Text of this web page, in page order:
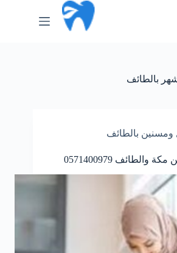
بالطائف
بالطائف
0571400979